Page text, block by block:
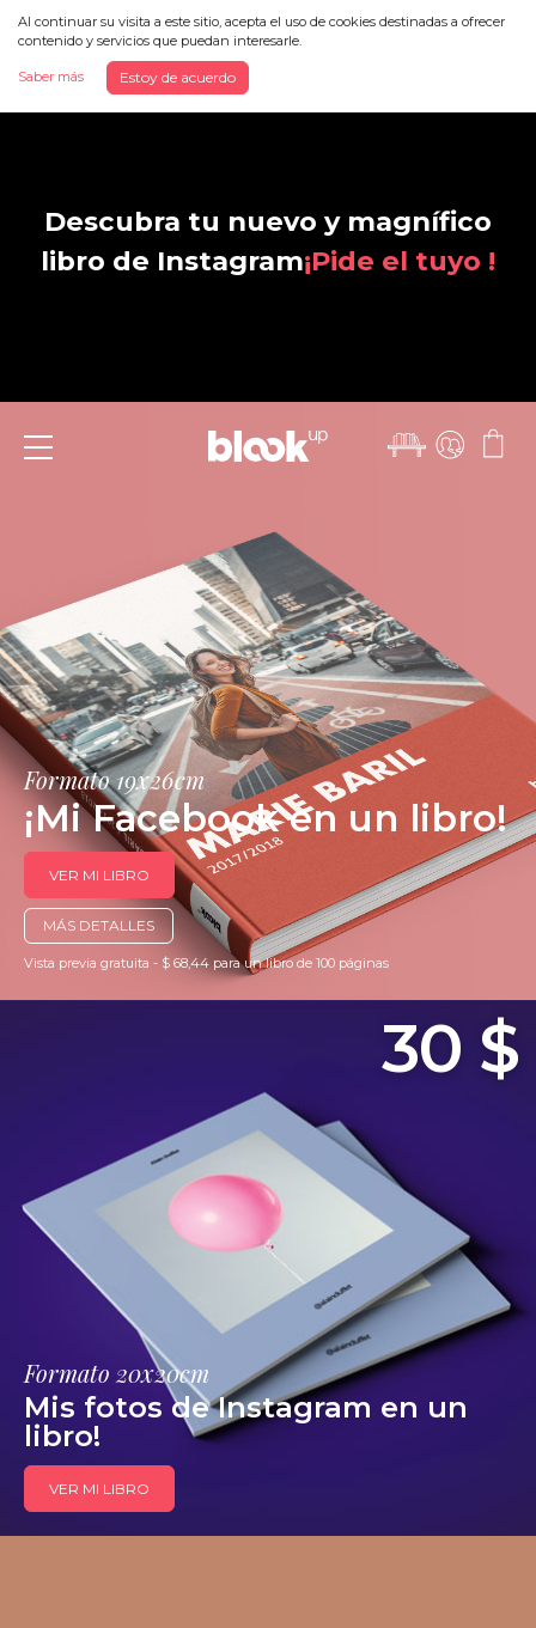
Al continuar su visita a este sitio, acepta el uso de cookies destinadas a ofrecer
contenido y servicios que puedan interesarle.
Saber más Estoy de acuerdo
Descubra tu nuevo y magnífico
libro de Instagram¡Pide el tuyo !
Menu
Formato 19x26cm
¡Mi Facebook en un libro!
VER MI LIBRO
MÁS DETALLES
Vista previa gratuita - $ 68,44 para un libro de 100 páginas
30 $
Formato 20x20cm
Mis fotos de Instagram en un
libro!
VER MI LIBRO